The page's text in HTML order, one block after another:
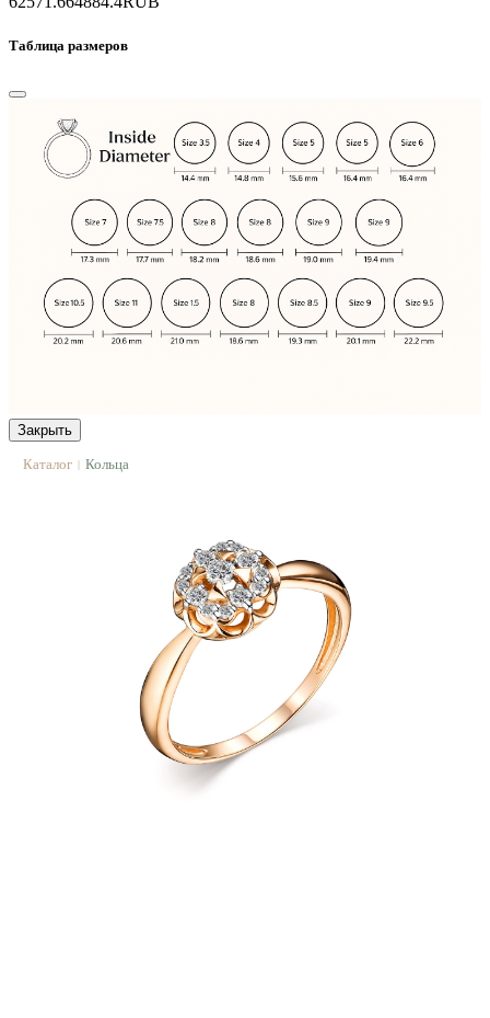
Таблица размеров
Закрыть
Каталог | Кольца